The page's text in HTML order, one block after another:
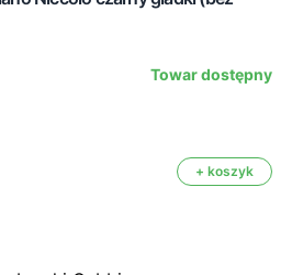
Towar dostępny
+ koszyk